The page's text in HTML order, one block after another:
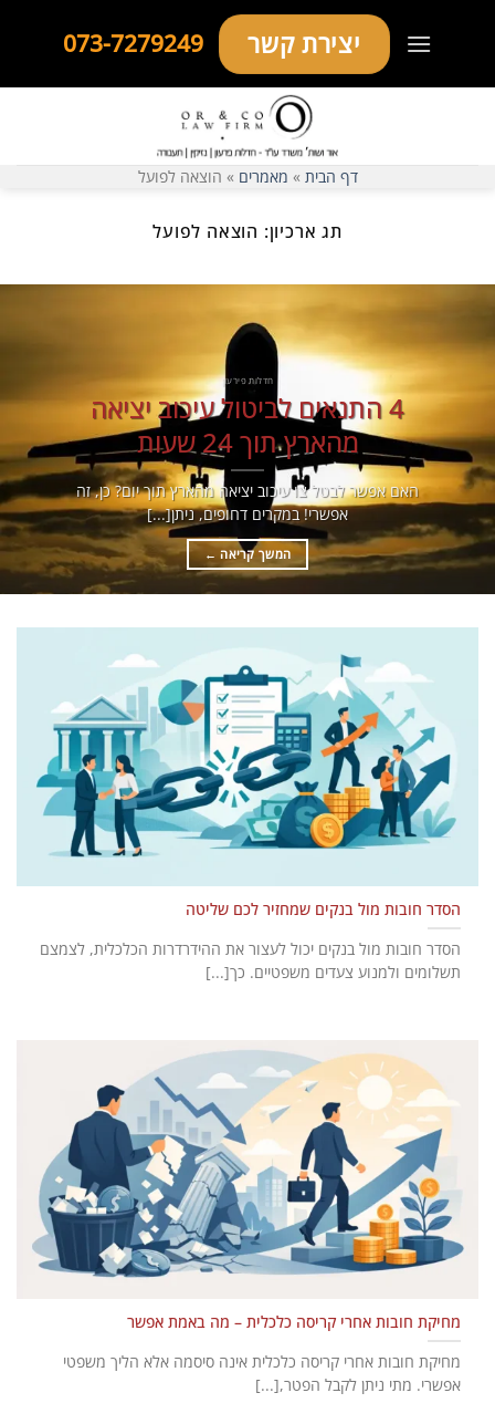
יצירת קשר 073-7279249
דף הבית » מאמרים » הוצאה לפועל
תג ארכיון: הוצאה לפועל
חדלות פירעון
4 התנאים לביטול עיכוב יציאה
מהארץ תוך 24 שעות
האם אפשר לבטל צו עיכוב יציאה מהארץ תוך יום? כן, זה
אפשרי! במקרים דחופים, ניתן[...]
המשך קריאה ←
הסדר חובות מול בנקים שמחזיר לכם שליטה
הסדר חובות מול בנקים יכול לעצור את ההידרדרות הכלכלית, לצמצם
תשלומים ולמנוע צעדים משפטיים. כך[...]
מחיקת חובות אחרי קריסה כלכלית – מה באמת אפשר
מחיקת חובות אחרי קריסה כלכלית אינה סיסמה אלא הליך משפטי
אפשרי. מתי ניתן לקבל הפטר,[...]